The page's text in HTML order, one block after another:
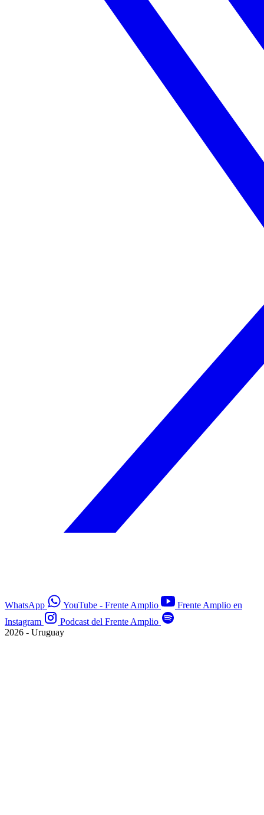
WhatsApp YouTube - Frente Amplio
Frente Amplio en
Instagram
Podcast del Frente Amplio
2026 - Uruguay